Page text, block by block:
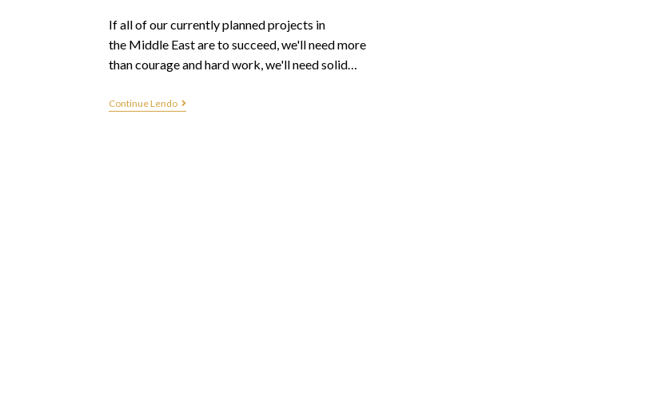
If all of our currently planned projects in
the Middle East are to succeed, we'll need more
than courage and hard work, we'll need solid…
Continue Lendo